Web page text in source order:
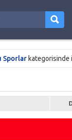
Sporlar kategorisinde